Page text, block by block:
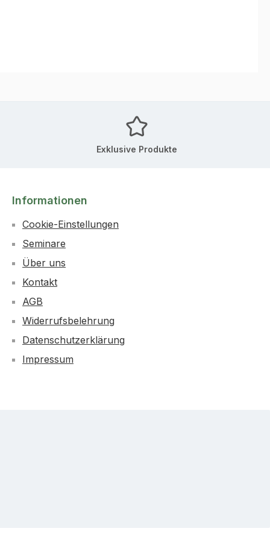
Exklusive Produkte
Informationen
Cookie-Einstellungen
Seminare
Über uns
Kontakt
AGB
Widerrufsbelehrung
Datenschutzerklärung
Impressum